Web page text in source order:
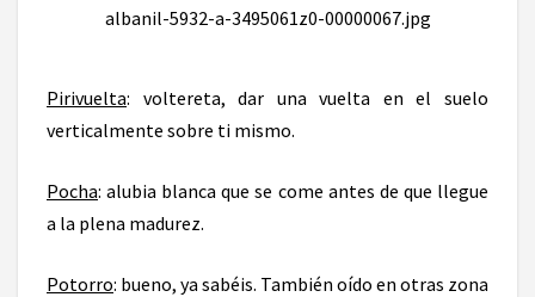
Pirivuelta: voltereta, dar una vuelta en el suelo
verticalmente sobre ti mismo.
Pocha: alubia blanca que se come antes de que llegue
a la plena madurez.
Potorro: bueno, ya sabéis. También oído en otras zona